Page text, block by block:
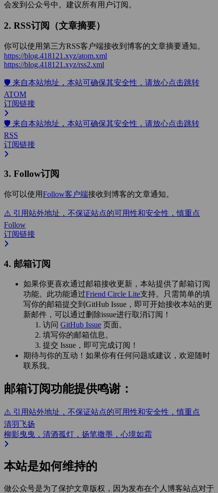
会发到公众号中。建议所有用户订阅。
2. RSS订阅（文章摘要）
你可以使用第三方RSS客户端接收到博客的文章摘要通知。
https://blog.418121.xyz/atom.xml
https://blog.418121.xyz/rss2.xml
🛡️ 来自本站地址，本站可确保其安全性，请放心点击跳转
ATOM
订阅链接
🛡️ 来自本站地址，本站可确保其安全性，请放心点击跳转
RSS
订阅链接
3. Follow订阅
你可以使用Follow客户端接收到博客的文章通知。
⚠️ 引用站外地址，不保证站点的可用性和安全性，慎重点
Follow
订阅链接
4. 邮箱订阅
如果你更喜欢通过邮箱接收更新，本站提供了邮箱订阅
功能。此功能通过Friend Circle Lite支持。只需简单的填
写你的邮箱提交到GitHub Issue，即可开始接收本站的更
新邮件，可以通过删除issue进行取消订阅！
访问 GitHub Issue 页面。
填写你的邮箱信息。
提交 Issue，即可完成订阅！
期待与你的互动！如果你有任何问题或建议，欢迎随时
联系我。
邮箱订阅功能提供鸣谢：
⚠️ 引用站外地址，不保证站点的可用性和安全性，慎重点
清羽飞扬
柳影曳曳，清酒孤灯，扬笔撒墨，心境如霜
本站是如何维持的
做公众号是为了保护文章版权，因为发布在个人博客站点对于